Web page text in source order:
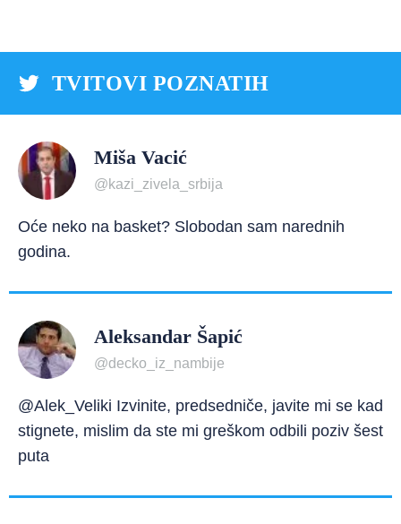
TVITOVI POZNATIH
Miša Vacić
@kazi_zivela_srbija
Oće neko na basket? Slobodan sam narednih
godina.
Aleksandar Šapić
@decko_iz_nambije
@Alek_Veliki Izvinite, predsedniče, javite mi se kad
stignete, mislim da ste mi greškom odbili poziv šest
puta